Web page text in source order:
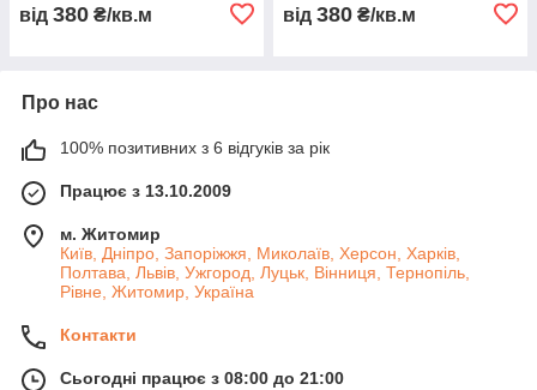
від 380 ₴/кв.м від 380 ₴/кв.м
Про нас
100% позитивних з 6 відгуків за рік
Працює з 13.10.2009
м. Житомир
Київ, Дніпро, Запоріжжя, Миколаїв, Херсон, Харків,
Полтава, Львів, Ужгород, Луцьк, Вінниця, Тернопіль,
Рівне, Житомир, Україна
Контакти
Сьогодні працює з 08:00 до 21:00